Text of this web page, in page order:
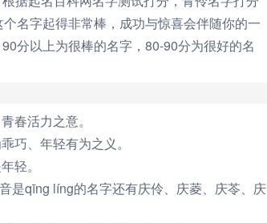
名字起得非常棒，成功与惊喜会伴随你的一
分以上为很棒的名字，80-90分为很好的名
春活力之意。
巧、年轻有为之义。
轻。
是qīng líng的名字还有庆伶、庆菱、庆苓、庆